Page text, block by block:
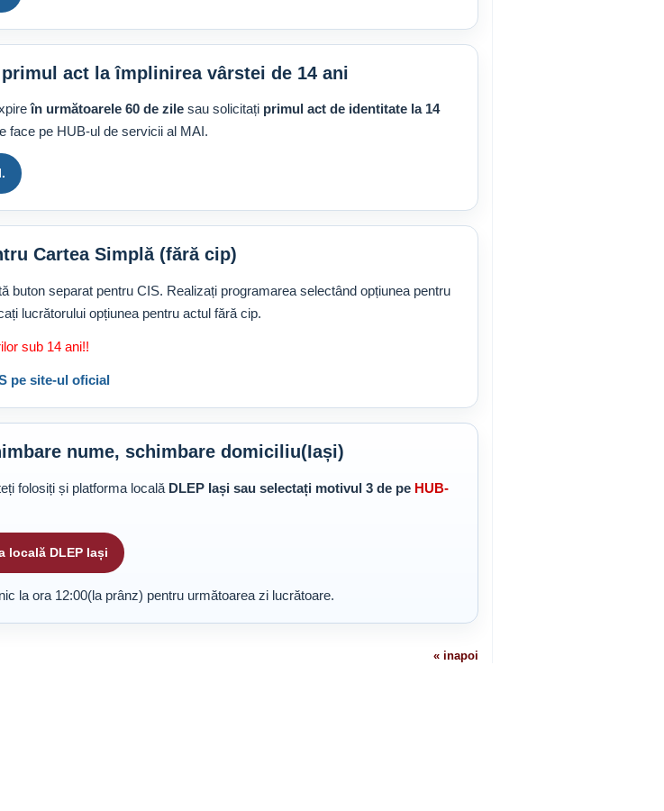
act la împlinirea vârstei de 14 ani
în următoarele 60 de zilesau solicitați primul act de identitate la 14
face pe HUB-ul de servicii al MAI.
Cartea Simplă (fără cip)
buton separat pentru CIS. Realizați programarea selectând opțiunea pentru
lucrătorului opțiunea pentru actul fără cip.
sub 14 ani!!
pe site-ul oficial
nume, schimbare domiciliu(Iași)
folosiți și platforma locală DLEP Iași sau selectați motivul 3 de pe HUB-
locală DLEP Iași
la ora 12:00(la prânz) pentru următoarea zi lucrătoare.
« inapoi